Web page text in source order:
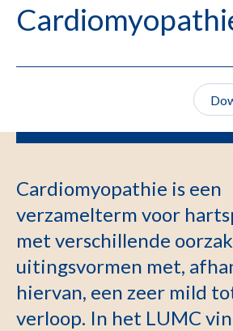
Cardiomyopathie is een
verzamelterm voor
met verschillende
uitingsvormen met,
hiervan, een zeer mild
verloop. In het LUMC